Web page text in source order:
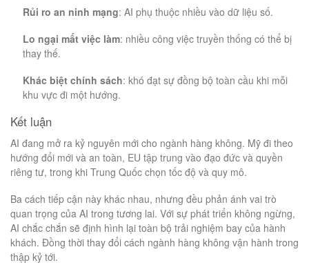
Rủi ro an ninh mạng: AI phụ thuộc nhiều vào dữ liệu số.
Lo ngại mất việc làm: nhiều công việc truyền thống có thể bị
thay thế.
Khác biệt chính sách: khó đạt sự đồng bộ toàn cầu khi mỗi
khu vực đi một hướng.
Kết luận
AI đang mở ra kỷ nguyên mới cho ngành hàng không. Mỹ đi theo
hướng đổi mới và an toàn, EU tập trung vào đạo đức và quyền
riêng tư, trong khi Trung Quốc chọn tốc độ và quy mô.
Ba cách tiếp cận này khác nhau, nhưng đều phản ánh vai trò
quan trọng của AI trong tương lai. Với sự phát triển không ngừng,
AI chắc chắn sẽ định hình lại toàn bộ trải nghiệm bay của hành
khách. Đồng thời thay đổi cách ngành hàng không vận hành trong
thập kỷ tới.